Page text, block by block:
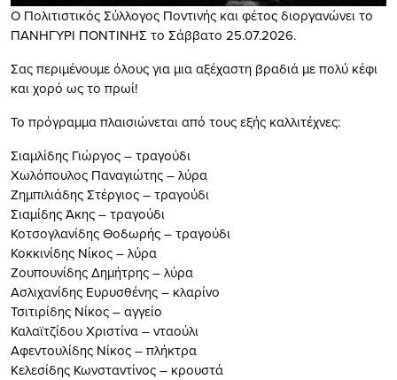
Ο Πολιτιστικός Σύλλογος Ποντινής και φέτος διοργανώνει το
ΠΑΝΗΓΥΡΙ ΠΟΝΤΙΝΗΣ το Σάββατο 25.07.2026.
Σας περιμένουμε όλους για μια αξέχαστη βραδιά με πολύ κέφι
και χορό ως το πρωί!
Το πρόγραμμα πλαισιώνεται από τους εξής καλλιτέχνες:
Σιαμλίδης Γιώργος – τραγούδι
Χωλόπουλος Παναγιώτης – λύρα
Ζημπιλιάδης Στέργιος – τραγούδι
Σιαμίδης Άκης – τραγούδι
Κοτσογλανίδης Θοδωρής – τραγούδι
Κοκκινίδης Νίκος – λύρα
Ζουπουνίδης Δημήτρης – λύρα
Ασλιχανίδης Ευρυσθένης – κλαρίνο
Τσιτιρίδης Νίκος – αγγείο
Καλαϊτζίδου Χριστίνα – νταούλι
Αφεντουλίδης Νίκος – πλήκτρα
Κελεσίδης Κωνσταντίνος – κρουστά